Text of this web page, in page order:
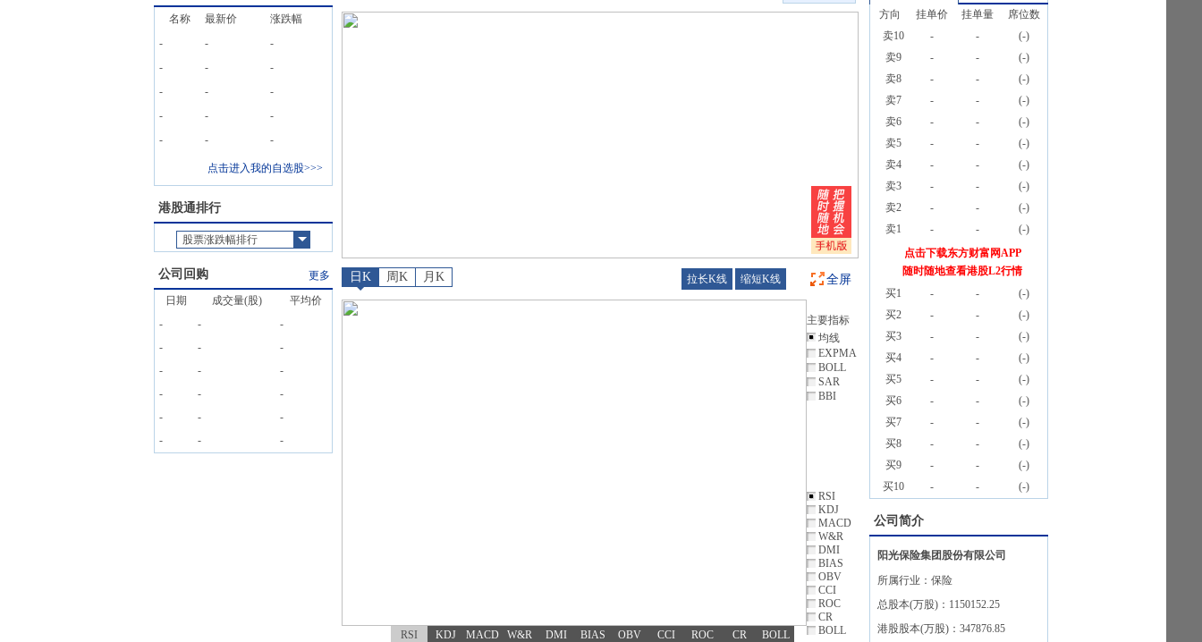
名称 最新价
涨跌幅
-
-
-
-
-
-
-
-
-
-
-
-
-
- -
点击进入我的自选股>>>
港股通排行
股票涨跌幅排行
公司回购
更多
日期
成交量(股)
平均价
-
-
-
-
-
-
-
-
-
-
-
-
-
-
-
-
- -
日K 周K 月K 拉长K线 缩短K线 全屏
主要指标
均线
EXPMA
BOLL
SAR
BBI
RSI
KDJ
MACD
W&R
DMI
BIAS
OBV
CCI
ROC
CR
BOLL
RSI KDJ MACD W&R DMI BIAS OBV CCI ROC CR BOLL
方向 挂单价 挂单量
席位数
卖10
- - (-)
卖9
- - (-)
卖8
- - (-)
卖7
- - (-)
卖6
- - (-)
卖5
- - (-)
卖4
- - (-)
卖3
- - (-)
卖2
- - (-)
卖1
- - (-)
点击下载东方财富网APP
随时随地查看港股L2行情
买1
- - (-)
买2
- - (-)
买3
- - (-)
买4
- - (-)
买5
- - (-)
买6
- - (-)
买7
- - (-)
买8
- - (-)
买9
- - (-)
买10
- - (-)
公司简介
阳光保险集团股份有限公司
所属行业： 保险
总股本(万股)： 1150152.25
港股股本(万股)： 347876.85